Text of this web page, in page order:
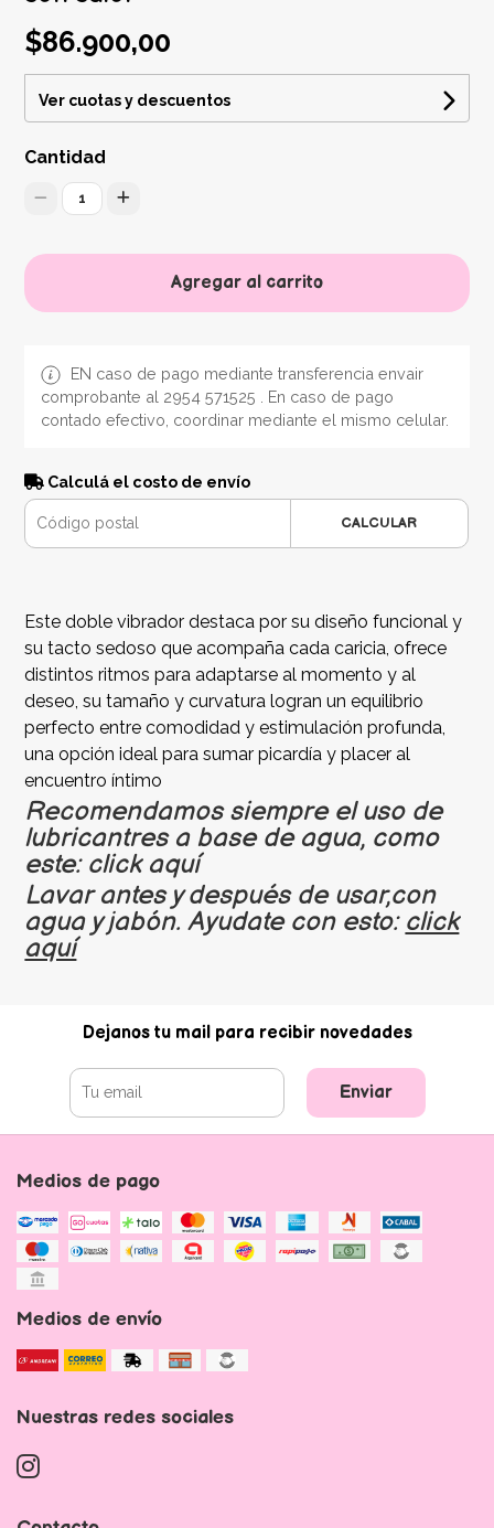
$86.900,00
Ver cuotas y descuentos
Cantidad
1
Agregar al carrito
EN caso de pago mediante transferencia envair
comprobante al 2954 571525 . En caso de pago
contado efectivo, coordinar mediante el mismo celular.
Calculá el costo de envío
CALCULAR
Este doble vibrador destaca por su diseño funcional y
su tacto sedoso que acompaña cada caricia, ofrece
distintos ritmos para adaptarse al momento y al
deseo, su tamaño y curvatura logran un equilibrio
perfecto entre comodidad y estimulación profunda,
una opción ideal para sumar picardía y placer al
encuentro íntimo
Recomendamos siempre el uso de
lubricantres a base de agua, como
este: click aquí
Lavar antes y después de usar,con
agua y jabón. Ayudate con esto: click
aquí
Dejanos tu mail para recibir novedades
Enviar
Medios de pago
Medios de envío
Nuestras redes sociales